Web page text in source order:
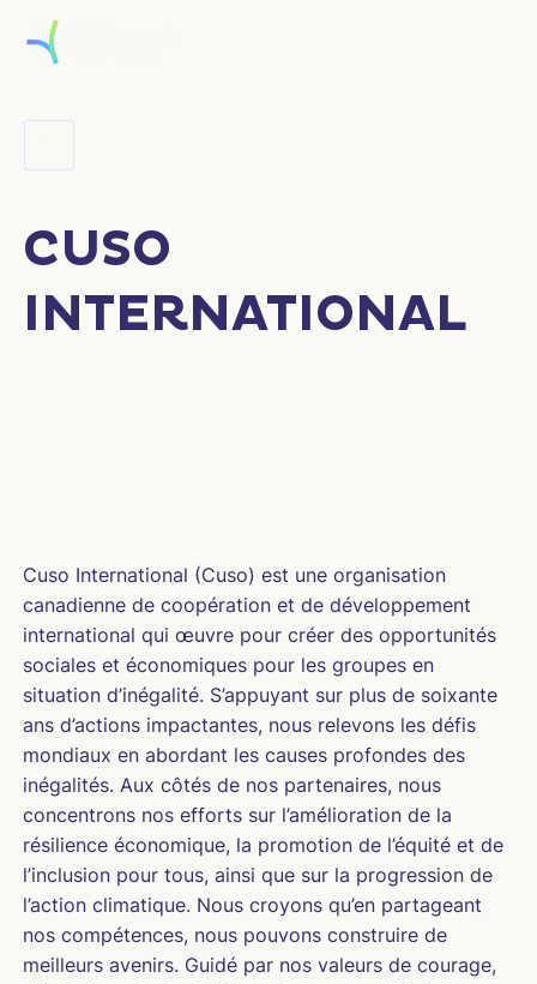
CUSO
INTERNATIONAL
Cuso International (Cuso) est une organisation
canadienne de coopération et de développement
international qui œuvre pour créer des opportunités
sociales et économiques pour les groupes en
situation d’inégalité. S’appuyant sur plus de soixante
ans d’actions impactantes, nous relevons les défis
mondiaux en abordant les causes profondes des
inégalités. Aux côtés de nos partenaires, nous
concentrons nos efforts sur l’amélioration de la
résilience économique, la promotion de l’équité et de
l’inclusion pour tous, ainsi que sur la progression de
l’action climatique. Nous croyons qu’en partageant
nos compétences, nous pouvons construire de
meilleurs avenirs. Guidé par nos valeurs de courage,